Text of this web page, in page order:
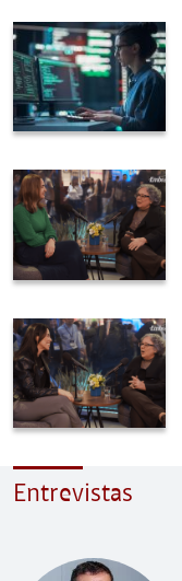
Entrevistas